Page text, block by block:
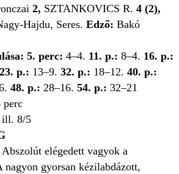
2, SZTANKOVICS R. 4 (2),
Hajdu, Seres. Edző: Bakó
5. perc: 4–4. 11. p.: 8–4. 16. p.:
23. p.: 13–9. 32. p.: 18–12. 40. p.:
48. p.: 28–16. 54. p.: 32–21
ill. 8/5
Abszolút elégedett vagyok a
gyorsan kézilabdázott,